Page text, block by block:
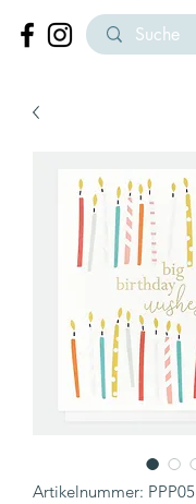
Artikelnummer: PPP05